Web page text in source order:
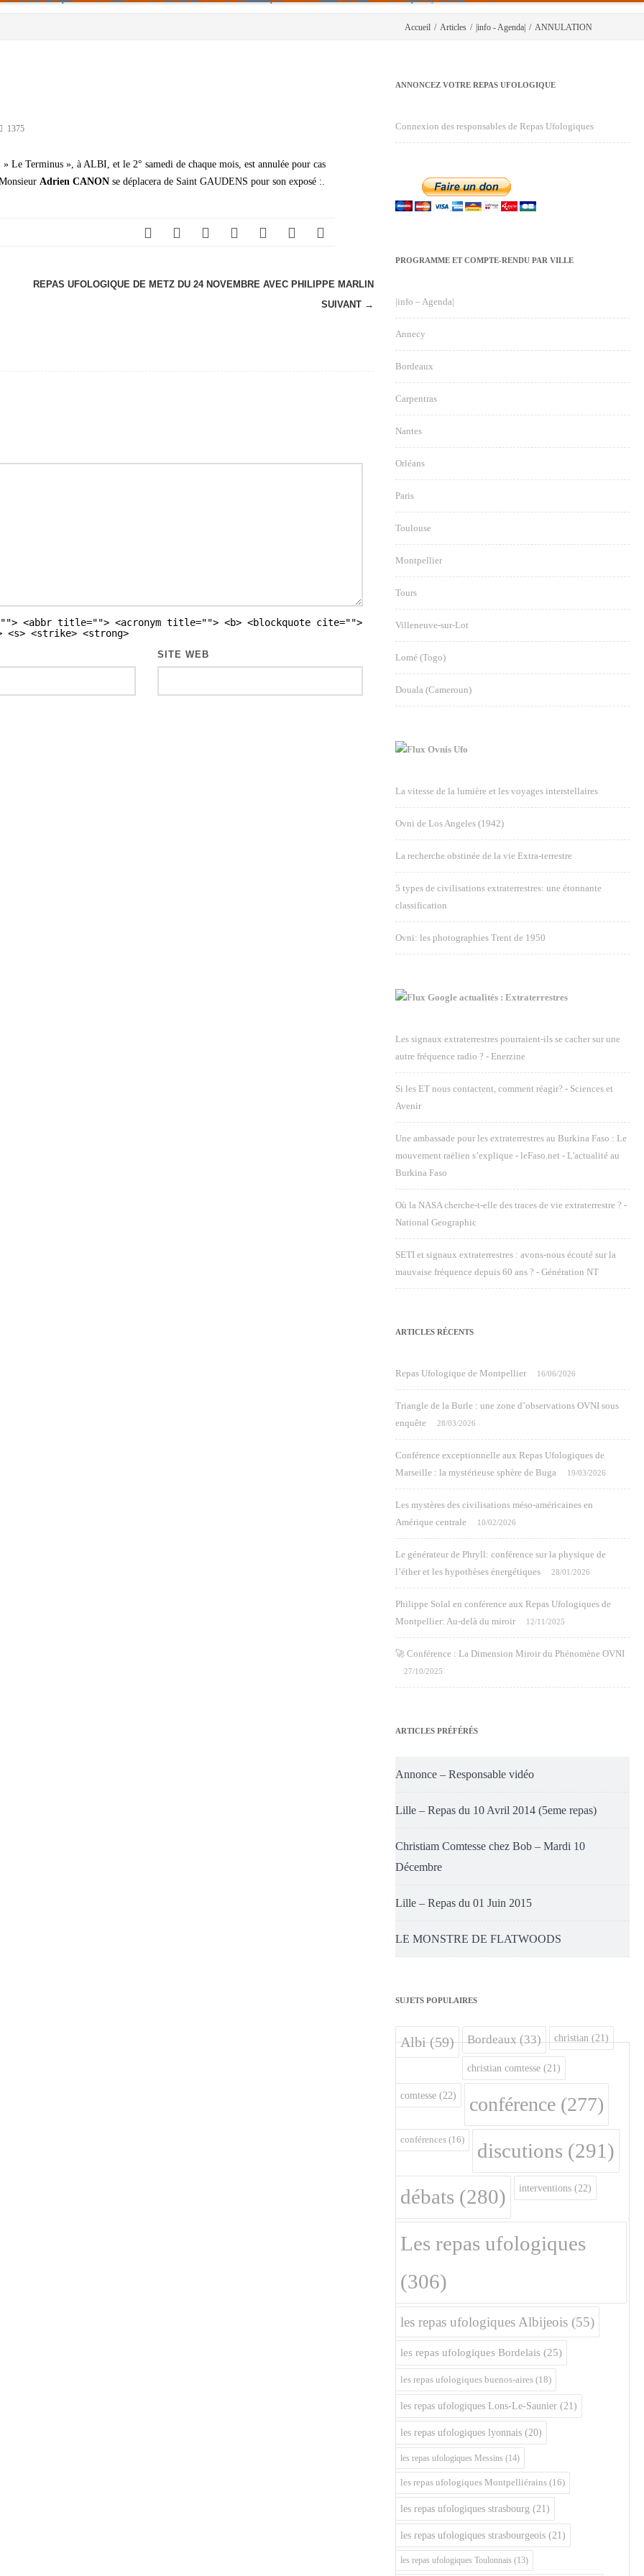
Accueil / Articles / |info - Agenda| / ANNULATION
1375
Terminus », à ALBI, et le 2° samedi de chaque mois, est annulée pour cas
Adrien CANON se déplacera de Saint GAUDENS pour son exposé :.
REPAS UFOLOGIQUE DE METZ DU 24 NOVEMBRE AVEC PHILIPPE MARLIN
SUIVANT →
<abbr title=""> <acronym title=""> <b> <blockquote cite="">
<s> <strike> <strong>
SITE WEB
ANNONCEZ VOTRE REPAS UFOLOGIQUE
Connexion des responsables de Repas Ufologiques
PROGRAMME ET COMPTE-RENDU PAR VILLE
|info – Agenda|
Annecy
Bordeaux
Carpentras
Nantes
Orléans
Paris
Toulouse
Montpellier
Tours
Villeneuve-sur-Lot
Lomé (Togo)
Douala (Cameroun)
Ovnis Ufo
La vitesse de la lumière et les voyages interstellaires
Ovni de Los Angeles (1942)
La recherche obstinée de la vie Extra-terrestre
5 types de civilisations extraterrestres: une étonnante
classification
Ovni: les photographies Trent de 1950
Google actualités : Extraterrestres
Les signaux extraterrestres pourraient-ils se cacher sur une
autre fréquence radio ? - Enerzine
Si les ET nous contactent, comment réagir? - Sciences et
Avenir
Une ambassade pour les extraterrestres au Burkina Faso : Le
mouvement raëlien s’explique - leFaso.net - L'actualité au
Burkina Faso
Où la NASA cherche-t-elle des traces de vie extraterrestre ? -
National Geographic
SETI et signaux extraterrestres : avons-nous écouté sur la
mauvaise fréquence depuis 60 ans ? - Génération NT
ARTICLES RÉCENTS
Repas Ufologique de Montpellier 16/06/2026
Triangle de la Burle : une zone d’observations OVNI sous
enquête
28/03/2026
Conférence exceptionnelle aux Repas Ufologiques de
Marseille : la mystérieuse sphère de Buga
19/03/2026
Les mystères des civilisations méso-américaines en
Amérique centrale
10/02/2026
Le générateur de Phryll: conférence sur la physique de
l’éther et les hypothèses énergétiques
28/01/2026
Philippe Solal en conférence aux Repas Ufologiques de
Montpellier: Au-delà du miroir
12/11/2025
🚀 Conférence : La Dimension Miroir du Phénomène OVNI
27/10/2025
ARTICLES PRÉFÉRÉS
Annonce – Responsable vidéo
Lille – Repas du 10 Avril 2014 (5eme repas)
Christiam Comtesse chez Bob – Mardi 10
Décembre
Lille – Repas du 01 Juin 2015
LE MONSTRE DE FLATWOODS
SUJETS POPULAIRES
Albi(59) Bordeaux(33) christian (21)
christian comtesse (21)
comtesse (22) conférence (277)
conférences (16) discutions (291)
débats (280) interventions (22)
Les repas ufologiques
(306)
les repas ufologiques Albijeois (55)
les repas ufologiques Bordelais (25)
les repas ufologiques buenos-aires (18)
les repas ufologiques Lons-Le-Saunier (21)
les repas ufologiques lyonnais (20)
les repas ufologiques Messins (14)
les repas ufologiques Montpelliérains (16)
les repas ufologiques strasbourg (21)
les repas ufologiques strasbourgeois (21)
les repas ufologiques Toulonnais (13)